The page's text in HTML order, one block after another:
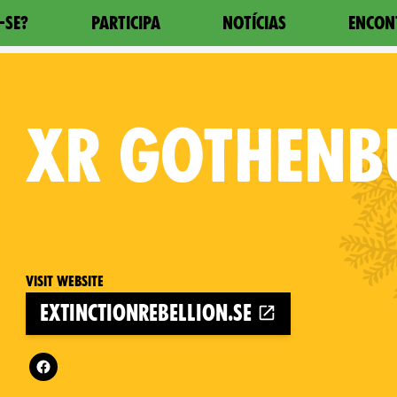
SE? PARTICIPA NOTÍCIAS
XR
Visit website
extinctionrebellion.se
Follow XR Gothenburg on